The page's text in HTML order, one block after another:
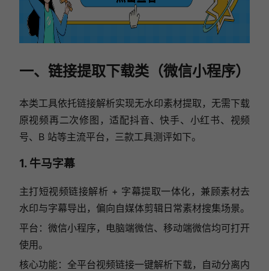
一、链接提取下载类（微信小程序）
本类工具依托链接解析实现无水印素材提取，无需下载
原视频再二次修图，适配抖音、快手、小红书、视频
号、B 站等主流平台，三款工具测评如下。
1. 牛马字幕
主打短视频链接解析 + 字幕提取一体化，兼顾素材去
水印与字幕导出，偏向自媒体剪辑日常素材搜集场景。
平台：微信小程序，电脑端微信、移动端微信均可打开
使用。
核心功能：全平台视频链接一键解析下载，自动分离内